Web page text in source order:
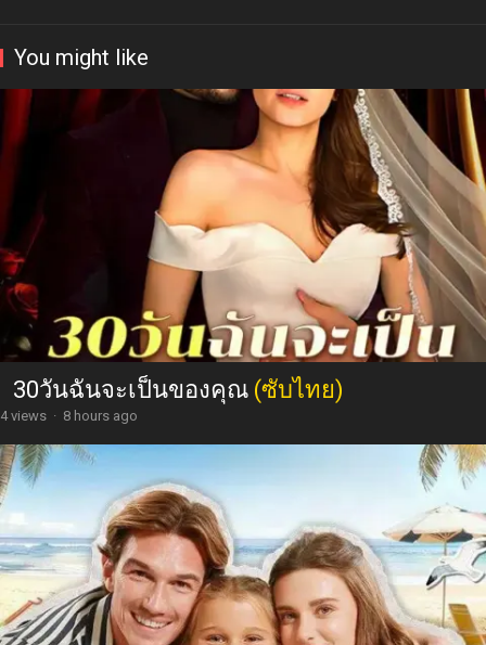
You might like
30วันฉันจะเป็นของคุณ (ซับไทย)
4 views · 8 hours ago